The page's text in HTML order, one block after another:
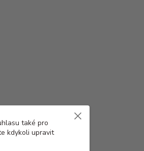
také pro
kdykoli upravit